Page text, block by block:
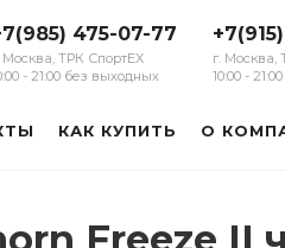
475-07-77
Москва, ТРК СпортЕХ
- 21:00 без выходных
г.
10:00 -
КАК КУПИТЬ О